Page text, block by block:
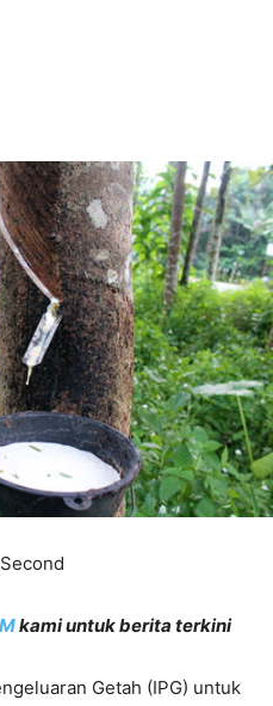
kami untuk berita terkini
Getah (IPG) untuk